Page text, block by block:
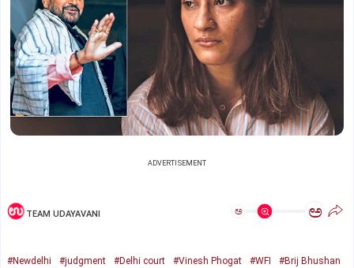
ADVERTISEMENT
TEAM UDAYAVANI ಅ ಅ
#Newdelhi #judgment #Delhi court #Vinesh Phogat #WFI
#Brij Bhushan